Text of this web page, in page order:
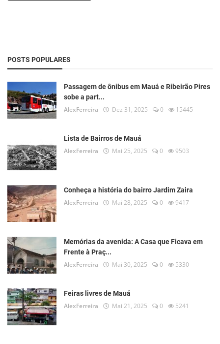
POSTS POPULARES
Passagem de ônibus em Mauá e Ribeirão Pires
sobe a part...
AlexFerreira Dez 31, 2025 0 15445
Lista de Bairros de Mauá
AlexFerreira Mai 25, 2025 0 9503
Conheça a história do bairro Jardim Zaira
AlexFerreira Mai 28, 2025 0 9417
Memórias da avenida: A Casa que Ficava em
Frente à Praç...
AlexFerreira Mai 30, 2025 0 5330
Feiras livres de Mauá
AlexFerreira Mai 21, 2025 0 5241